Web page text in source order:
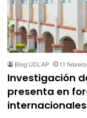
Blog UDLAP 11
Investigación
presenta en
internacionales